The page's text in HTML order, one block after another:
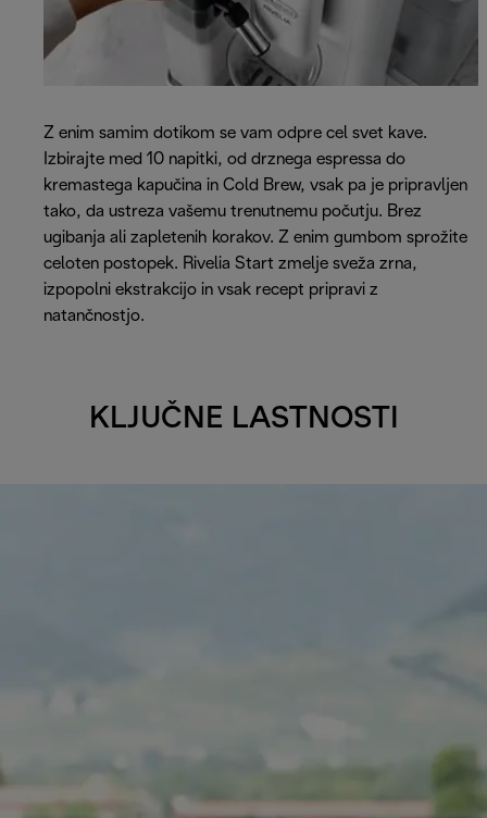
Z enim samim dotikom se vam odpre cel svet kave.
Izbirajte med 10 napitki, od drznega espressa do
kremastega kapučina in Cold Brew, vsak pa je pripravljen
tako, da ustreza vašemu trenutnemu počutju. Brez
ugibanja ali zapletenih korakov. Z enim gumbom sprožite
celoten postopek. Rivelia Start zmelje sveža zrna,
izpopolni ekstrakcijo in vsak recept pripravi z
natančnostjo.
KLJUČNE LASTNOSTI